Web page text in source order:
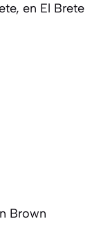
en El Brete
Brown